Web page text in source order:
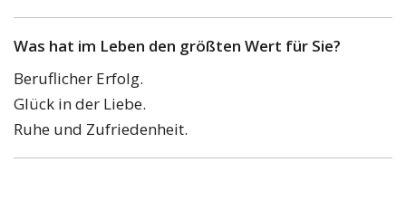
Was hat im Leben den größten Wert für Sie?
Beruflicher Erfolg.
Glück in der Liebe.
Ruhe und Zufriedenheit.